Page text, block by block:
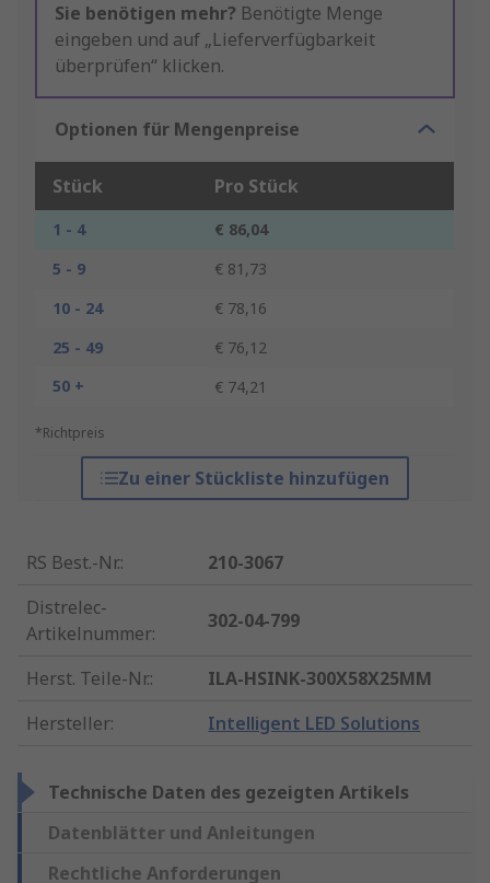
Sie benötigen mehr? Benötigte Menge
eingeben und auf „Lieferverfügbarkeit
überprüfen“ klicken.
Optionen für Mengenpreise
Stück Pro Stück
1 - 4
€ 86,04
5 - 9
€ 81,73
10 - 24
€ 78,16
25 - 49
€ 76,12
50 +
€ 74,21
*Richtpreis
Zu einer Stückliste hinzufügen
RS Best.-Nr.:
210-3067
Distrelec-
Artikelnummer:
302-04-799
Herst. Teile-Nr.:
ILA-HSINK-300X58X25MM
Hersteller: Intelligent LED Solutions
Technische Daten des gezeigten Artikels
Datenblätter und Anleitungen
Rechtliche Anforderungen